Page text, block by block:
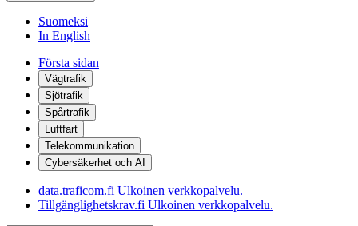
Suomeksi
In English
Första sidan
Vägtrafik
Sjötrafik
Spårtrafik
Luftfart
Telekommunikation
Cybersäkerhet och AI
data.traficom.fi Ulkoinen verkkopalvelu.
Tillgänglighetskrav.fi Ulkoinen verkkopalvelu.